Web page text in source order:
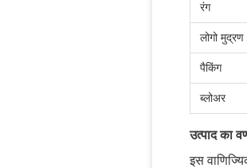
रंग
लोगो मुद्रण
पैकिंग
ब्लोअर
उत्पाद का
इस